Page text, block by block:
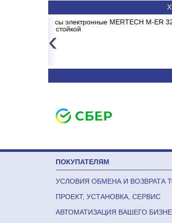
15.2 до 15кг LCD, 2г,
Весы
‹
INVERTER
ПОКУПАТЕЛЯМ
УСЛОВИЯ ОБМЕНА И ВОЗВРАТА
ПРОЕКТ, УСТАНОВКА, СЕРВИС
АВТОМАТИЗАЦИЯ ВАШЕГО